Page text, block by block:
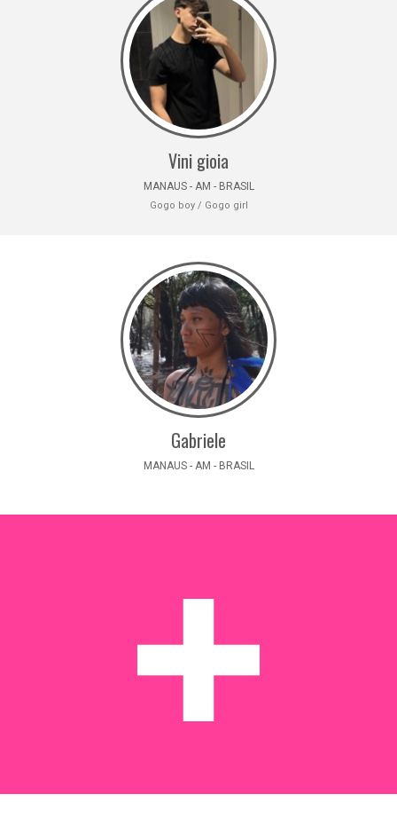
Vini gioia
MANAUS - AM - BRASIL
Gogo boy / Gogo girl
Gabriele
MANAUS - AM - BRASIL